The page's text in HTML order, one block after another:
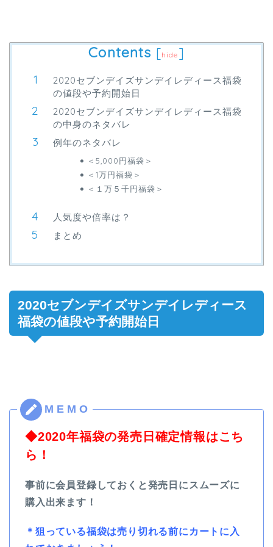
Contents [hide ]
2020セブンデイズサンデイレディース福袋
の値段や予約開始日
2020セブンデイズサンデイレディース福袋
の中身のネタバレ
例年のネタバレ
＜5,000円福袋＞
＜1万円福袋＞
＜１万５千円福袋＞
人気度や倍率は？
まとめ
2020セブンデイズサンデイレディース
福袋の値段や予約開始日
◆2020年福袋の発売日確定情報はこち
ら！
事前に会員登録しておくと発売日にスムーズに
購入出来ます！
＊狙っている福袋は売り切れる前にカートに入